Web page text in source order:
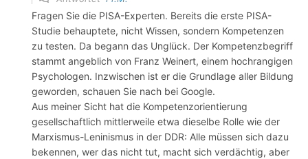
Fragen Sie die PISA-Experten. Bereits die erste PISA-
Studie behauptete, nicht Wissen, sondern Kompetenzen
zu testen. Da begann das Unglück. Der Kompetenzbegriff
stammt angeblich von Franz Weinert, einem hochrangigen
Psychologen. Inzwischen ist er die Grundlage aller Bildung
geworden, schauen Sie nach bei Google.
Aus meiner Sicht hat die Kompetenzorientierung
gesellschaftlich mittlerweile etwa dieselbe Rolle wie der
Marxismus-Leninismus in der DDR: Alle müssen sich dazu
bekennen, wer das nicht tut, macht sich verdächtig, aber